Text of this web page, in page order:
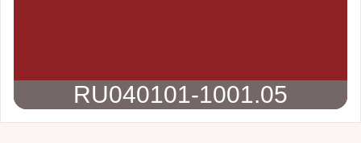
RU040101-1001.05